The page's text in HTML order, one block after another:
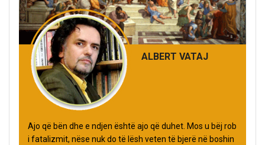
ALBERT VATAJ
Ajo që bën dhe e ndjen është ajo që duhet. Mos u bëj rob
i fatalizmit, nëse nuk do të lësh veten të bjerë në boshin